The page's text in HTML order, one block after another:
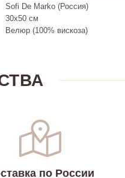
Sofi De Marko (Россия)
30х50 см
Велюр (100% вискоза)
по России